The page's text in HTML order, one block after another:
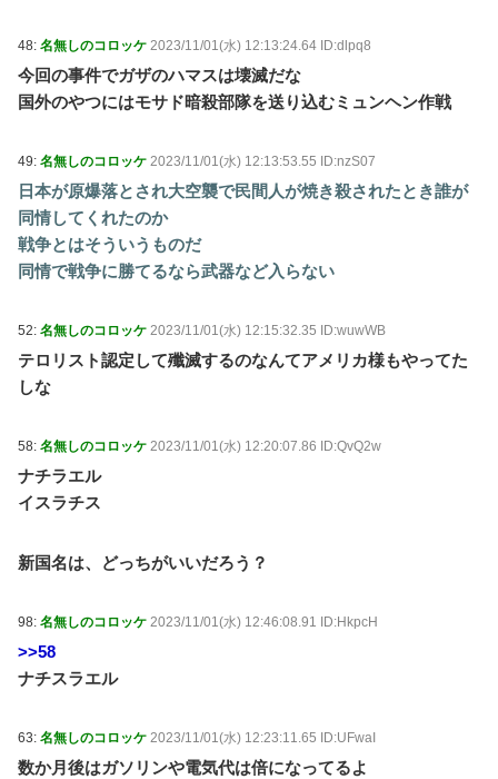
48: 名無しのコロッケ 2023/11/01(水) 12:13:24.64 ID:dlpq8
今回の事件でガザのハマスは壊滅だな
国外のやつにはモサド暗殺部隊を送り込むミュンヘン作戦
49: 名無しのコロッケ 2023/11/01(水) 12:13:53.55 ID:nzS07
日本が原爆落とされ大空襲で民間人が焼き殺されたとき誰が
同情してくれたのか
戦争とはそういうものだ
同情で戦争に勝てるなら武器など入らない
52: 名無しのコロッケ 2023/11/01(水) 12:15:32.35 ID:wuwWB
テロリスト認定して殲滅するのなんてアメリカ様もやってた
しな
58: 名無しのコロッケ 2023/11/01(水) 12:20:07.86 ID:QvQ2w
ナチラエル
イスラチス
新国名は、どっちがいいだろう？
98: 名無しのコロッケ 2023/11/01(水) 12:46:08.91 ID:HkpcH
>>58
ナチスラエル
63: 名無しのコロッケ 2023/11/01(水) 12:23:11.65 ID:UFwaI
数か月後はガソリンや電気代は倍になってるよ